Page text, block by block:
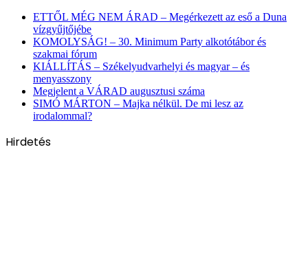
ETTŐL MÉG NEM ÁRAD – Megérkezett az eső a Duna
vízgyűjtőjébe
KOMOLYSÁG! – 30. Minimum Party alkotótábor és
szakmai fórum
KIÁLLÍTÁS – Székelyudvarhelyi és magyar – és
menyasszony
Megjelent a VÁRAD augusztusi száma
SIMÓ MÁRTON – Majka nélkül. De mi lesz az
irodalommal?
Hirdetés